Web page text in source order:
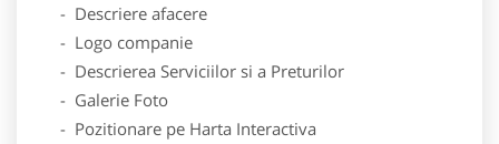
- Descriere afacere
- Logo companie
- Descrierea Serviciilor si a Preturilor
- Galerie Foto
- Pozitionare pe Harta Interactiva